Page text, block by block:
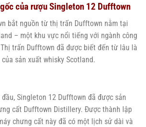
của rượu Singleton 12 Dufftown
bắt nguồn từ thị trấn Dufftown nằm tại
– một khu vực nổi tiếng với ngành công
trấn Dufftown đã được biết đến từ lâu là
sản xuất whisky Scotland.
Singleton 12 Dufftown đã được sản
cất Dufftown Distillery. Được thành lập
chưng cất này đã có một lịch sử dài và